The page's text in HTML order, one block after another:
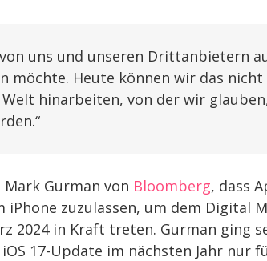
uns und unseren Drittanbietern
möchte. Heute können wir das nicht
hinarbeiten, von der wir
Gurman von Bloomberg, dass
zuzulassen, um dem Digital
2024 in Kraft treten. Gurman ging
17-Update im nächsten Jahr nur